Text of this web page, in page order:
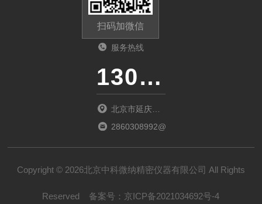
扫码加微信
服务热线
13011285763
北京市延庆区
中关村延庆园
2860308992@qq.com
Copyright © 2026北京中科微纳精密仪器有限公司 All Rights
Reserved 备案号： 京ICP备2021034692号-4